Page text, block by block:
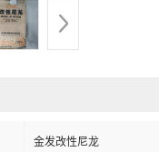
金发改性尼龙